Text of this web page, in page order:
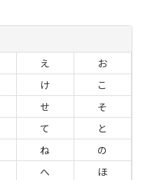
え
お
け
こ
せ
そ
て
と
ね
の
へ
ほ